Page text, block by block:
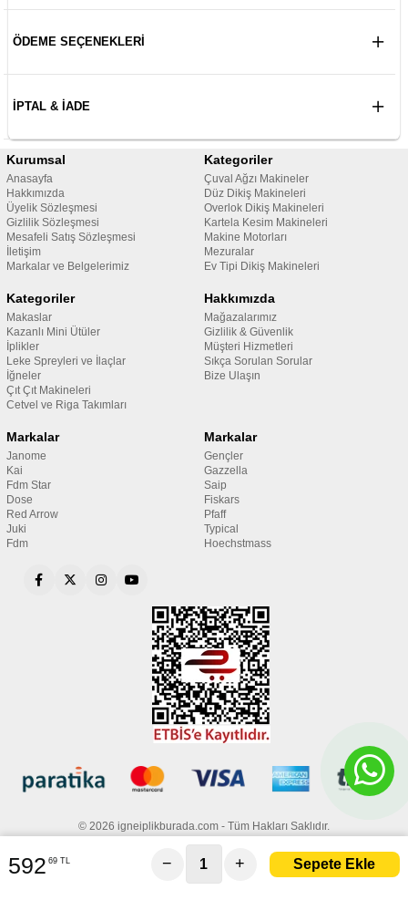
ÖDEME SEÇENEKLERI
İPTAL & İADE
Kurumsal
Anasayfa
Hakkımızda
Üyelik Sözleşmesi
Gizlilik Sözleşmesi
Mesafeli Satış Sözleşmesi
İletişim
Markalar ve Belgelerimiz
Kategoriler
Çuval Ağzı Makineler
Düz Dikiş Makineleri
Overlok Dikiş Makineleri
Kartela Kesim Makineleri
Makine Motorları
Mezuralar
Ev Tipi Dikiş Makineleri
Kategoriler
Makaslar
Kazanlı Mini Ütüler
İplikler
Leke Spreyleri ve İlaçlar
İğneler
Çıt Çıt Makineleri
Cetvel ve Riga Takımları
Hakkımızda
Mağazalarımız
Gizlilik & Güvenlik
Müşteri Hizmetleri
Sıkça Sorulan Sorular
Bize Ulaşın
Markalar
Janome
Kai
Fdm Star
Dose
Red Arrow
Juki
Fdm
Markalar
Gençler
Gazzella
Saip
Fiskars
Pfaff
Typical
Hoechstmass
© 2026 igneiplikburada.com - Tüm Hakları Saklıdır.
592 69 TL − +